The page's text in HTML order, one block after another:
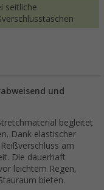
seitliche
und
begleitet
Dank elastischer
am
Die dauerhaft
leichtem Regen,
bieten.